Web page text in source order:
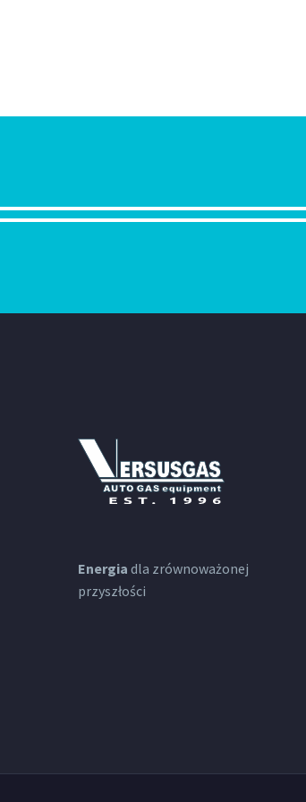
Energia dla zrównoważonej
przyszłości